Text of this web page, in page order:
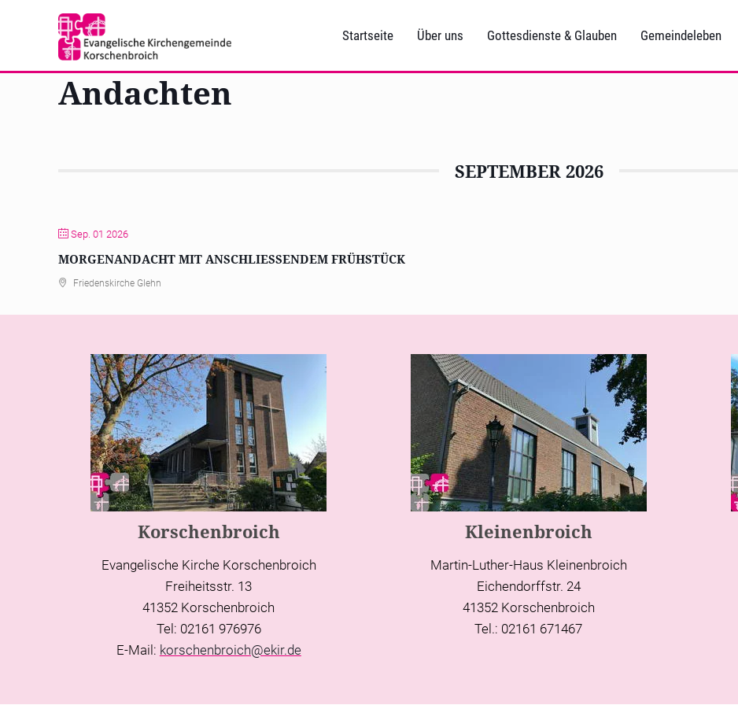
Startseite Über uns Gottesdienste & Glauben Gemeindeleben
Andachten
SEPTEMBER 2026
Sep. 01 2026
MORGENANDACHT MIT ANSCHLIESSENDEM FRÜHSTÜCK
Friedenskirche Glehn
Korschenbroich
Evangelische Kirche Korschenbroich
Freiheitsstr. 13
41352 Korschenbroich
Tel: 02161 976976
E-Mail: korschenbroich@ekir.de
Kleinenbroich
Martin-Luther-Haus Kleinenbroich
Eichendorffstr. 24
41352 Korschenbroich
Tel.: 02161 671467